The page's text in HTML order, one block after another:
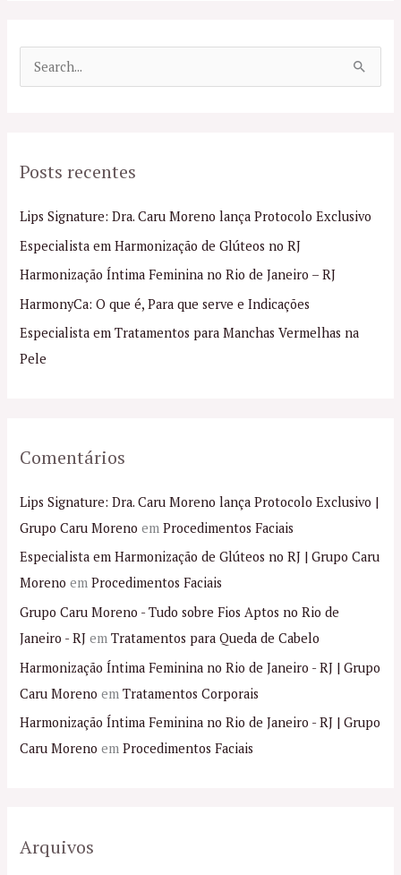
u
s
a
r
p
o
r
Posts recentes
Lips Signature: Dra. Caru Moreno lança Protocolo Exclusivo
Especialista em Harmonização de Glúteos no RJ
Harmonização Íntima Feminina no Rio de Janeiro – RJ
HarmonyCa: O que é, Para que serve e Indicações
Especialista em Tratamentos para Manchas Vermelhas na
Pele
Comentários
Lips Signature: Dra. Caru Moreno lança Protocolo Exclusivo |
Grupo Caru Moreno emProcedimentos Faciais
Especialista em Harmonização de Glúteos no RJ | Grupo Caru
Moreno emProcedimentos Faciais
Grupo Caru Moreno - Tudo sobre Fios Aptos no Rio de
Janeiro - RJ emTratamentos para Queda de Cabelo
Harmonização Íntima Feminina no Rio de Janeiro - RJ | Grupo
Caru Moreno emTratamentos Corporais
Harmonização Íntima Feminina no Rio de Janeiro - RJ | Grupo
Caru Moreno emProcedimentos Faciais
Arquivos